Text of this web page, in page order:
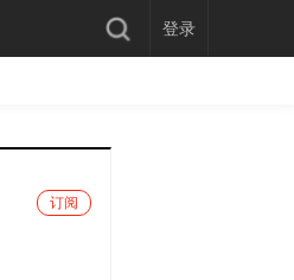
登录
订阅